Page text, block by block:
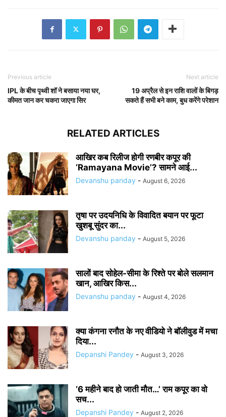
Previous article
IPL के बीच पृथ्वी शॉ ने बसाया नया घर,
कीमत जान कर चकरा जाएगा सिर
Next article
19 अप्रैल से इन राशि वालों के बिगड़
सकते हैं सभी बने काम, बुध करेंगे परेशान
RELATED ARTICLES
आखिर कब रिलीज होगी रणबीर कपूर की
‘Ramayana Movie’? सामने आई...
Devanshu panday - August 6, 2026
तृषा पर उदयनिधि के विवादित बयान पर फूटा
खुशबू सुंदर का...
Devanshu panday - August 5, 2026
सालों बाद सोहेल-सीमा के रिश्ते पर बोले सलमान
खान, आखिर किस...
Devanshu panday - August 4, 2026
क्या कंगना रनौत के नए वीडियो ने बॉलीवुड में मचा
दिया...
Depanshi Pandey - August 3, 2026
‘6 महीने बाद हो जाती मौत…’ राम कपूर का वो
सच...
Depanshi Pandey - August 2, 2026